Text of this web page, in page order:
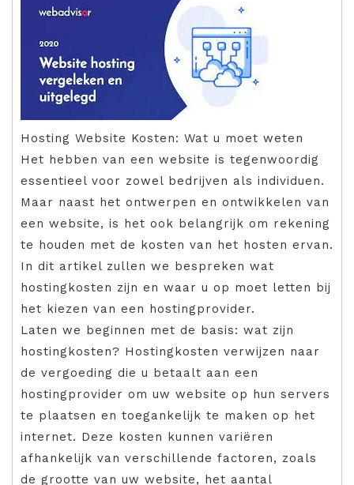
Hosting Website Kosten: Wat u moet weten
Het hebben van een website is tegenwoordig
essentieel voor zowel bedrijven als individuen.
Maar naast het ontwerpen en ontwikkelen van
een website, is het ook belangrijk om rekening
te houden met de kosten van het hosten ervan.
In dit artikel zullen we bespreken wat
hostingkosten zijn en waar u op moet letten bij
het kiezen van een hostingprovider.
Laten we beginnen met de basis: wat zijn
hostingkosten? Hostingkosten verwijzen naar
de vergoeding die u betaalt aan een
hostingprovider om uw website op hun servers
te plaatsen en toegankelijk te maken op het
internet. Deze kosten kunnen variëren
afhankelijk van verschillende factoren, zoals
de grootte van uw website, het aantal